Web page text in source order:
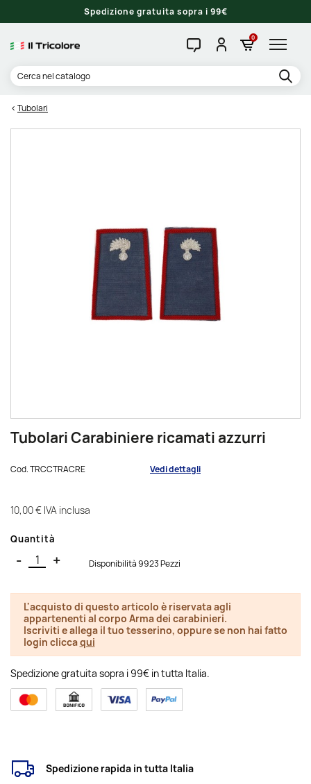
Spedizione gratuita sopra i 99€
0
Tubolari
Tubolari Carabiniere ricamati azzurri
Cod.TRCCTRACRE Vedi dettagli
10,00 € IVA inclusa
Quantità
- + Disponibilità 9923 Pezzi
L'acquisto di questo articolo è riservata agli
appartenenti al corpo Arma dei carabinieri.
Iscriviti e allega il tuo tesserino, oppure se non hai fatto
login cliccaqui
Spedizione gratuita sopra i 99€ in tutta Italia.
Spedizione rapida in tutta Italia